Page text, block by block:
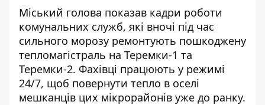
Міський голова показав кадри роботи
комунальних служб, які вночі під час
сильного морозу ремонтують пошкоджену
тепломагістраль на Теремки-1 та
Теремки-2. Фахівці працюють у режимі
24/7, щоб повернути тепло в оселі
мешканців цих мікрорайонів уже до ранку.